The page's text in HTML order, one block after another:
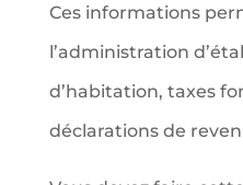
Ces informations
l’administration
d’habitation, taxes
déclarations de